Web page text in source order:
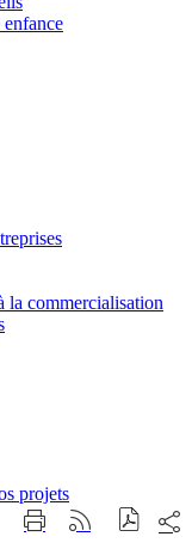
la commercialisation
projets
ImprimerGénérer
sur